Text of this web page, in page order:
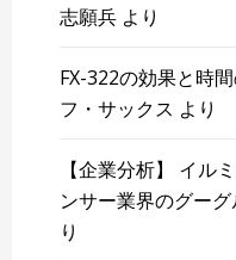
志願兵 より
FX-322の効果と時
フ・サックス より
【企業分析】 イル
ンサー業界のグーグ
り